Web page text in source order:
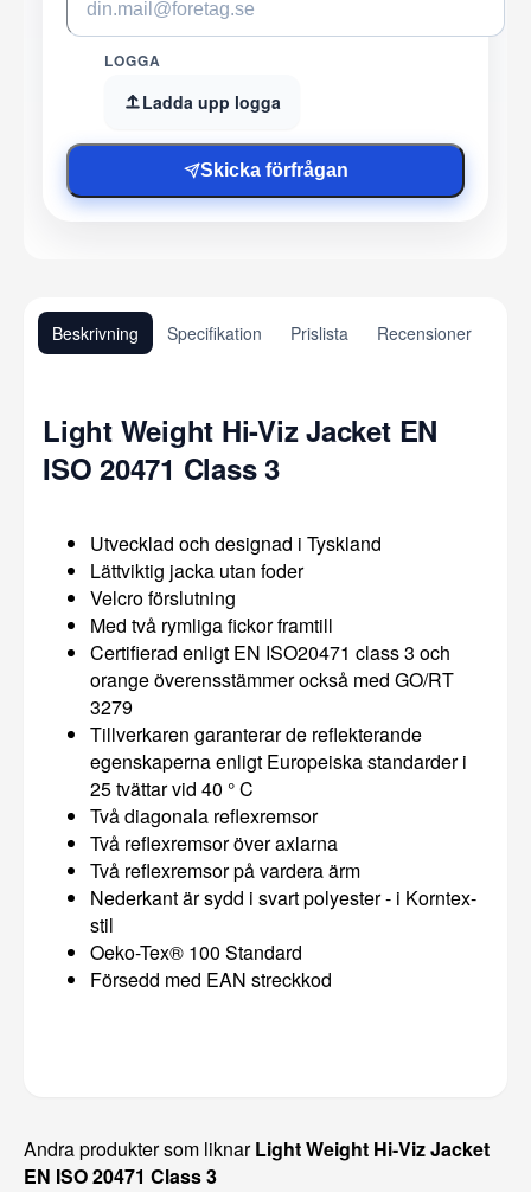
LOGGA
Ladda upp logga
Skicka förfrågan
Beskrivning Specifikation Prislista Recensioner
Light Weight Hi-Viz Jacket EN
ISO 20471 Class 3
Utvecklad och designad i Tyskland
Lättviktig jacka utan foder
Velcro förslutning
Med två rymliga fickor framtill
Certifierad enligt EN ISO20471 class 3 och
orange överensstämmer också med GO/RT
3279
Tillverkaren garanterar de reflekterande
egenskaperna enligt Europeiska standarder i
25 tvättar vid 40 ° C
Två diagonala reflexremsor
Två reflexremsor över axlarna
Två reflexremsor på vardera ärm
Nederkant är sydd i svart polyester - i Korntex-
stil
Oeko-Tex® 100 Standard
Försedd med EAN streckkod
Andra produkter som liknarLight Weight Hi-Viz Jacket
EN ISO 20471 Class 3